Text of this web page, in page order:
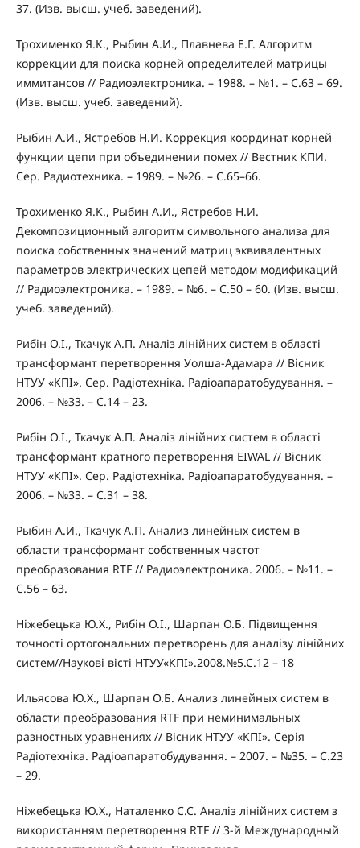
37. (Изв. высш. учеб. заведений).
Трохименко Я.К., Рыбин А.И., Плавнева Е.Г. Алгоритм
коррекции для поиска корней определителей матрицы
иммитансов // Радиоэлектроника. – 1988. – №1. – С.63 – 69.
(Изв. высш. учеб. заведений).
Рыбин А.И., Ястребов Н.И. Коррекция координат корней
функции цепи при объединении помех // Вестник КПИ.
Сер. Радиотехника. – 1989. – №26. – С.65–66.
Трохименко Я.К., Рыбин А.И., Ястребов Н.И.
Декомпозиционный алгоритм символьного анализа для
поиска собственных значений матриц эквивалентных
параметров электрических цепей методом модификаций
// Радиоэлектроника. – 1989. – №6. – С.50 – 60. (Изв. высш.
учеб. заведений).
Рибін О.І., Ткачук А.П. Аналіз лінійних систем в області
трансформант перетворення Уолша-Адамара // Вісник
НТУУ «КПІ». Сер. Радіотехніка. Радіоапаратобудування. –
2006. – №33. – С.14 – 23.
Рибін О.І., Ткачук А.П. Аналіз лінійних систем в області
трансформант кратного перетворення EIWAL // Вісник
НТУУ «КПІ». Сер. Радіотехніка. Радіоапаратобудування. –
2006. – №33. – С.31 – 38.
Рыбин А.И., Ткачук А.П. Анализ линейных систем в
области трансформант собственных частот
преобразования RTF // Радиоэлектроника. 2006. – №11. –
С.56 – 63.
Ніжебецька Ю.Х., Рибін О.І., Шарпан О.Б. Підвищення
точності ортогональних перетворень для аналізу лінійних
систем//Наукові вісті НТУУ«КПІ».2008.№5.С.12 – 18
Ильясова Ю.Х., Шарпан О.Б. Анализ линейных систем в
области преобразования RTF при неминимальных
разностных уравнениях // Вісник НТУУ «КПІ». Серія
Радіотехніка. Радіоапаратобудування. – 2007. – №35. – С.23
– 29.
Ніжебецька Ю.Х., Наталенко С.С. Аналіз лінійних систем з
використанням перетворення RTF // 3-й Международный